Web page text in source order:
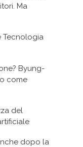
Ma
Tecnologia
Byung-
come
del
dopo la